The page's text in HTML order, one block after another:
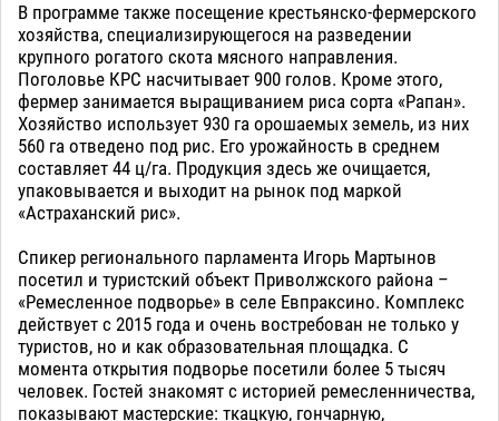
В программе также посещение крестьянско-фермерского
хозяйства, специализирующегося на разведении
крупного рогатого скота мясного направления.
Поголовье КРС насчитывает 900 голов. Кроме этого,
фермер занимается выращиванием риса сорта «Рапан».
Хозяйство использует 930 га орошаемых земель, из них
560 га отведено под рис. Его урожайность в среднем
составляет 44 ц/га. Продукция здесь же очищается,
упаковывается и выходит на рынок под маркой
«Астраханский рис».
Спикер регионального парламента Игорь Мартынов
посетил и туристский объект Приволжского района –
«Ремесленное подворье» в селе Евпраксино. Комплекс
действует с 2015 года и очень востребован не только у
туристов, но и как образовательная площадка. С
момента открытия подворье посетили более 5 тысяч
человек. Гостей знакомят с историей ремесленничества,
показывают мастерские: ткацкую, гончарную,